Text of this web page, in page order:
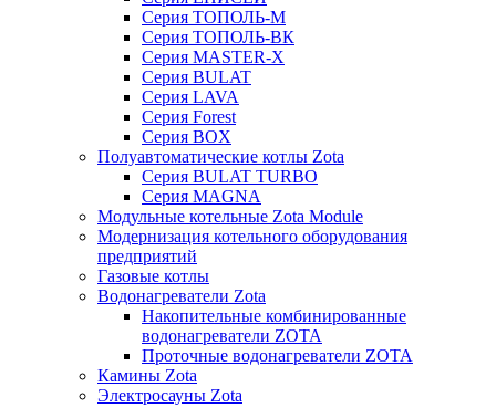
Серия ТОПОЛЬ-М
Серия ТОПОЛЬ-ВК
Серия MASTER-X
Серия BULAT
Серия LAVA
Серия Forest
Серия BOX
Полуавтоматические котлы Zota
Серия BULAT TURBO
Серия MAGNA
Модульные котельные Zota Module
Модернизация котельного оборудования
предприятий
Газовые котлы
Водонагреватели Zota
Накопительные комбинированные
водонагреватели ZOTA
Проточные водонагреватели ZOTA
Камины Zota
Электросауны Zota